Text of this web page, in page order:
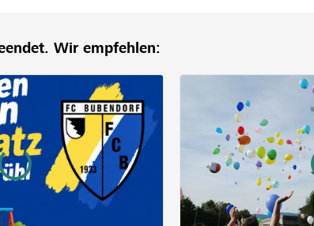
& Support Partner / Raiffeisenbank
finden
Wir empfehlen: